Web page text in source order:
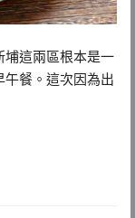
埔這兩區根本是一
午餐。這次因為出